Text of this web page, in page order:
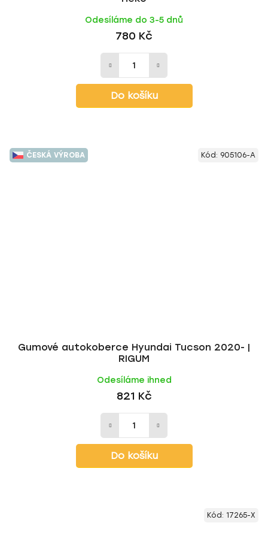
Odesíláme do 3-5 dnů
780 Kč
Do košíku
ČESKÁ VÝROBA
Gumové autokoberce Hyundai Tucson 2020- |
RIGUM
Odesíláme ihned
821 Kč
Do košíku
Kód: 905106-A
Kód: 17265-X